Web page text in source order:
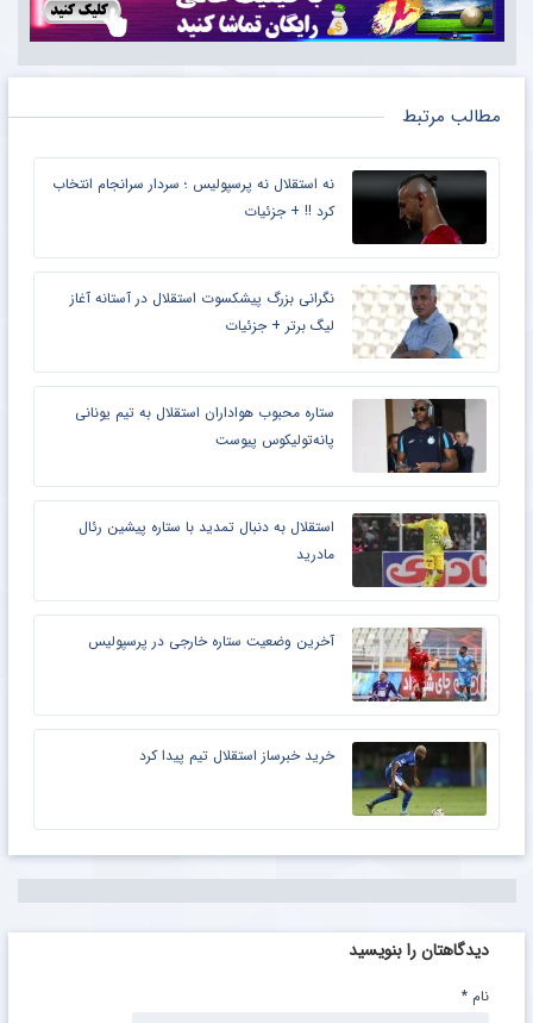
مطالب مرتبط
نه استقلال نه پرسپولیس ؛ سردار سرانجام انتخاب
کرد !! + جزئیات
نگرانی بزرگ پیشکسوت استقلال در آستانه آغاز
لیگ برتر + جزئیات
ستاره محبوب هواداران استقلال به تیم یونانی
پانه‌تولیکوس پیوست
استقلال به دنبال تمدید با ستاره پیشین رئال
مادرید
آخرین وضعیت ستاره خارجی در پرسپولیس
خرید خبرساز استقلال تیم پیدا کرد
دیدگاهتان را بنویسید
نام *